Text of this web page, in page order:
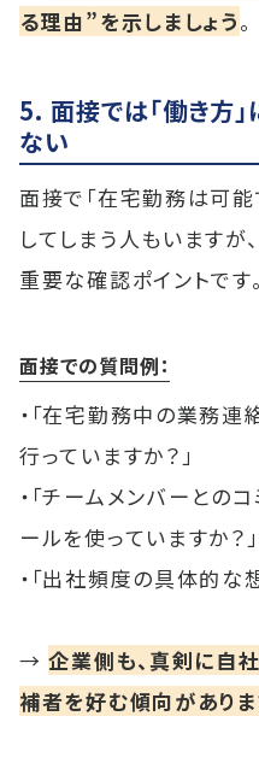
る理由”を示しましょう。
5. 面接では「働き方
ない
面接で「在宅勤務は可能
してしまう人もいますが
重要な確認ポイントです。
面接での質問例：
・「在宅勤務中の業務
行っていますか？」
・「チームメンバーとの
ールを使っていますか？」
・「出社頻度の具体的な
→企業側も、真剣に自
補者を好む傾向があり